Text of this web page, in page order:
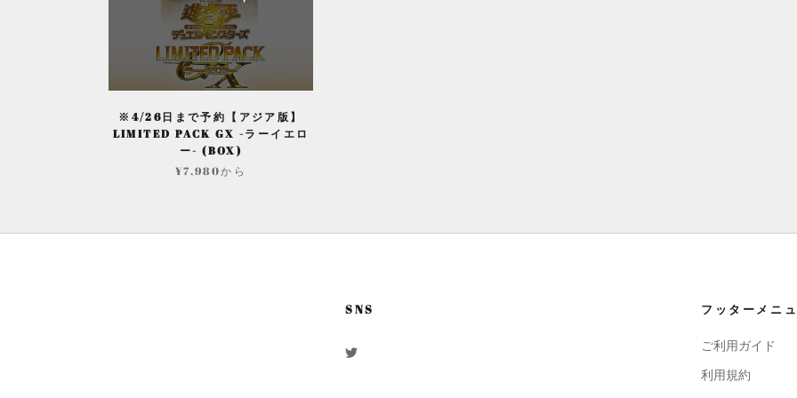
※4/26日まで予約【アジア版】
LIMITED PACK GX -ラーイエロ
ー- (BOX)
¥7,980から
SNS フッターメニ
ご利用ガイド
利用規約